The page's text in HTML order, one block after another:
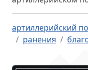
артиллерийский
ранения